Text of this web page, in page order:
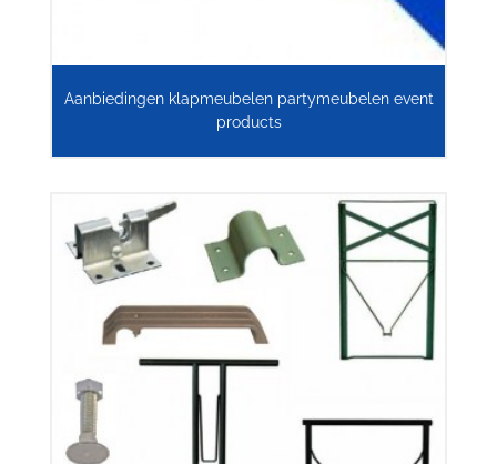
Aanbiedingen klapmeubelen partymeubelen event
products